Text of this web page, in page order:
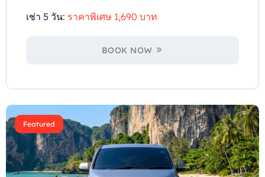
เช่า 5 วัน: ราคาพิเศษ 1,690 บาท
BOOK NOW
Featured